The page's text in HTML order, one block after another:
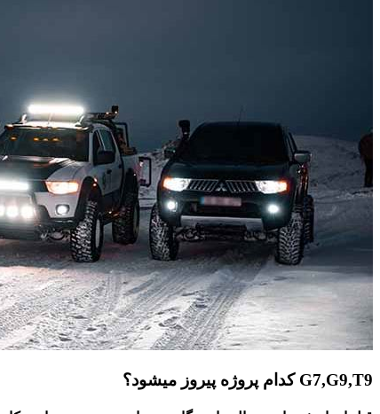
G7,G9,T9 کدام پروژه پیروز میشود؟